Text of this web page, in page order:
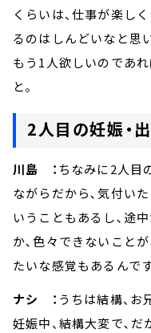
くらいは、仕事が楽し
るのはしんどいなと思
もう1人欲しいのであ
と｡
2人目の妊娠・
川島 ： ちなみに2人目
ながらだから､気付い
いうこともあるし､途
か､色々できないこと
たいな感覚もあるんで
ナシ ： うちは結構、
妊娠中、結構大変で､だ